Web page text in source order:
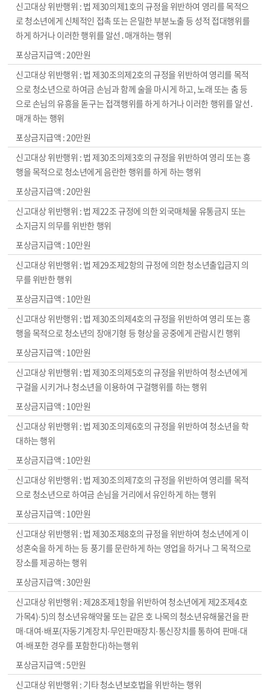
법 제30의제1호의 규정을 위반하여 영리를 목적으
로 청소년에게 신체적인 접촉 또는 은밀한 부분노출 등 성적 접대행위를
하게 하거나 이러한 행위를 알선․매개하는 행위
20만원
법 제30조의제2호의 규정을 위반하여 영리를 목적
으로 청소년으로 하여금 손님과 함께 술을 마시게 하고, 노래 또는 춤 등
으로 손님의 유흥을 돋구는 접객행위를 하게 하거나 이러한 행위를 알선․
매개 하는 행위
20만원
법 제30조의제3호의 규정을 위반하여 영리 또는 흥
행을 목적으로 청소년에게 음란한 행위를 하게 하는 행위
20만원
법 제22조 규정에 의한 외국매체물 유통금지 또는
소지금지 의무를 위반한 행위
10만원
법 제29조제2항의 규정에 의한 청소년출입금지 의
무를 위반한 행위
10만원
법 제30조의제4호의 규정을 위반하여 영리 또는 흥
행을 목적으로 청소년의 장애기형 등 형상을 공중에게 관람시킨 행위
10만원
법 제30조의제5호의 규정을 위반하여 청소년에게
구걸을 시키거나 청소년을 이용하여 구걸행위를 하는 행위
10만원
법 제30조의제6호의 규정을 위반하여 청소년을 학
대하는 행위
10만원
법 제30조의제7호의 규정을 위반하여 영리를 목적
으로 청소년으로 하여금 손님을 거리에서 유인하게 하는 행위
10만원
법 제30조제8호의 규정을 위반하여 청소년에게 이
성혼숙을 하게 하는 등 풍기를 문란하게 하는 영업을 하거나 그 목적으로
장소를 제공하는 행위
30만원
제28조제1항을 위반하여 청소년에게 제2조제4호
가목4)·5)의 청소년유해약물 또는 같은 호 나목의 청소년유해물건을 판
매·대여·배포(자동기계장치·무인판매장치·통신장치를 통하여 판매·대
여·배포한 경우를 포함한다)하는행위
5만원
기타 청소년보호법을 위반하는 행위